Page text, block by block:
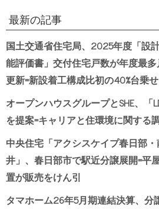
最新の記事
国土交通省住宅局、2025年度「設
能評価書」交付住宅戸数が年度最
更新=新設着工構成比初の40%台乗せ
オープンハウスグループとSHE、「
を提案=キャリアと住環境に関する
中央住宅「アクシスケイプ春日部
井」、春日部市で駅近分譲展開=平
置が販売をけん引
タマホーム26年5月期連結決算、分